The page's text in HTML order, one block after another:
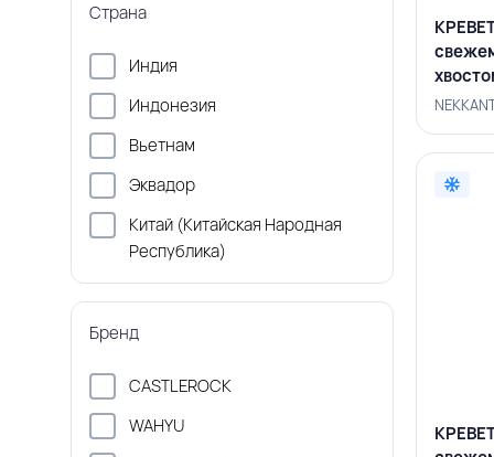
Страна
Индия
Индонезия
Вьетнам
Эквадор
Китай (Китайская Народная
Республика)
Бренд
CASTLEROCK
WAHYU